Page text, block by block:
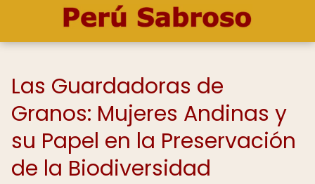
Las Guardadoras de
Granos: Mujeres Andinas y
su Papel en la Preservación
de la Biodiversidad